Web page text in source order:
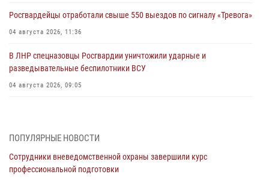
Росгвардейцы отработали свыше 550 выездов по сигналу «Тревога»
04 августа 2026, 11:36
В ЛНР спецназовцы Росгвардии уничтожили ударные и
разведывательные беспилотники ВСУ
04 августа 2026, 09:05
03 августа 2026, 13:43 1
Росгвардейцы обеспечили безопасность граждан в День Лев-
Толстовского района
ПОПУЛЯРНЫЕ НОВОСТИ
Сотрудники вневедомственной охраны завершили курс
профессиональной подготовки